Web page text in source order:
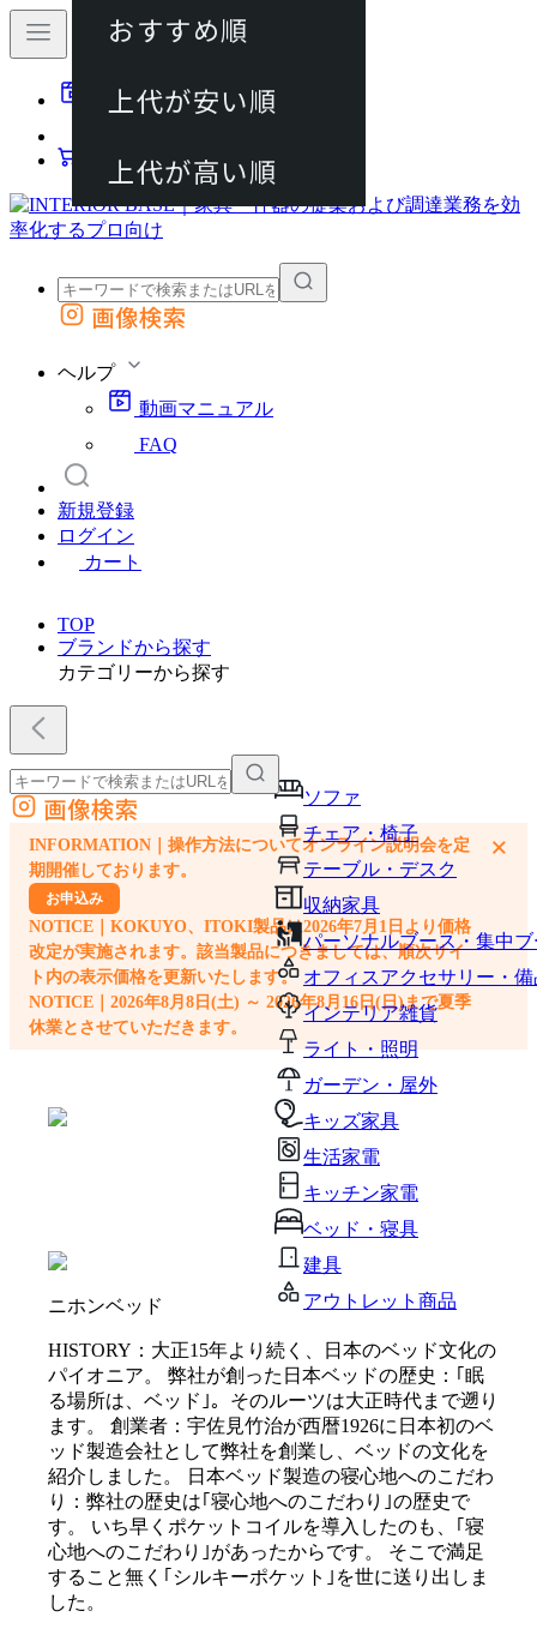
動画マニュアル
カート
外部サイトの商品をカートに追加
画像検索
ヘルプ
動画マニュアル
FAQ
新規登録
ログイン
カート
TOP
ブランドから探す
カテゴリーから探す
ソファ
チェア・椅子
テーブル・デスク
収納家具
パーソナルブース・集中
オフィスアクセサリー・備
インテリア雑貨
ライト・照明
ガーデン・屋外
キッズ家具
生活家電
キッチン家電
ベッド・寝具
建具
アウトレット商品
外部サイトの商品をカートに追加
他のサイトで見つけた商品ページのURLを貼り付けて、カートに追加できます
画像検索
INFORMATION｜操作方法についてオンライン説明会を定
期開催しております。
お申込み
NOTICE｜KOKUYO、ITOKI製品は2026年7月1日より価格
改定が実施されます。該当製品につきましては、順次サイ
ト内の表示価格を更新いたします。
NOTICE｜2026年8月8日(土) ～ 2026年8月16日(日)まで夏季
休業とさせていただきます。
×
ニホンベッド
HISTORY：大正15年より続く、日本のベッド文化の
パイオニア。 弊社が創った日本ベッドの歴史：｢眠
る場所は、ベッド｣。そのルーツは大正時代まで遡り
ます。 創業者：宇佐見竹治が西暦1926に日本初のベ
ッド製造会社として弊社を創業し、ベッドの文化を
紹介しました。 日本ベッド製造の寝心地へのこだわ
り：弊社の歴史は｢寝心地へのこだわり｣の歴史で
す。 いち早くポケットコイルを導入したのも、｢寝
心地へのこだわり｣があったからです。 そこで満足
すること無く｢シルキーポケット｣を世に送り出しま
した。
おすすめ順
上代が安い順
上代が高い順